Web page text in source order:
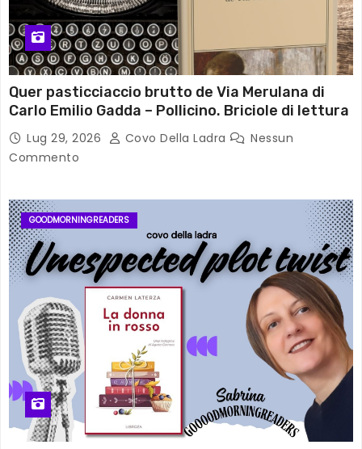
Quer pasticciaccio brutto de Via Merulana di
Carlo Emilio Gadda – Pollicino. Briciole di lettura
Lug 29, 2026 Covo Della Ladra
Nessun
Commento
GOODMORNINGREADERS